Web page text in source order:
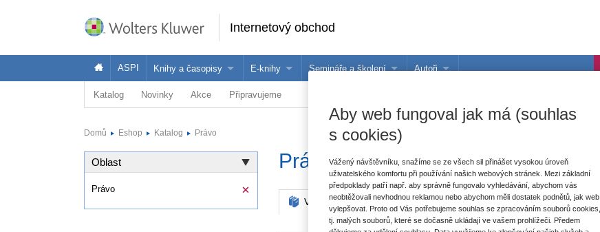
Internetový obchod
ASPI Knihy a časopisy
Knihy
E-knihy
Jak na naše e-knihy?
Semináře a školení
Školení ASPI, Libra a Praetor
Autoři
PublishOne
Katalog Novinky Akce Připravujeme
Domů Eshop Katalog Právo
Právo
Všechny produkty
Oblast
Právo
Aby web fungoval jak má (souhlas
s cookies)
Vážený návštěvníku, snažíme se ze všech sil přinášet vysokou úroveň
uživatelského komfortu při používání našich webových stránek. Mezi základní
předpoklady patří např. aby správně fungovalo vyhledávání, abychom vás
neobtěžovali nevhodnou reklamou nebo abychom měli dostatek podnětů, jak web
vylepšovat. Proto od Vás potřebujeme souhlas se zpracováním souborů cookies,
tj. malých souborů, které se dočasně ukládají ve vašem prohlížeči. Předem